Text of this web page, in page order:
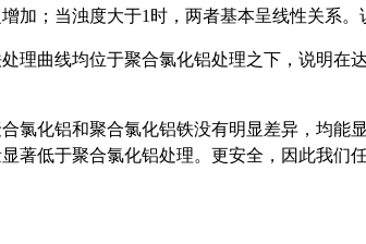
加；当浊度大于1时，两者基本呈线性关系
理曲线均位于聚合氯化铝处理之下，说明
氯化铝和聚合氯化铝铁没有明显差异，均
著低于聚合氯化铝处理。更安全，因此我们